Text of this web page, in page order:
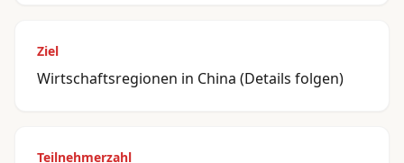
Ziel
Wirtschaftsregionen in China (Details folgen)
Teilnehmerzahl